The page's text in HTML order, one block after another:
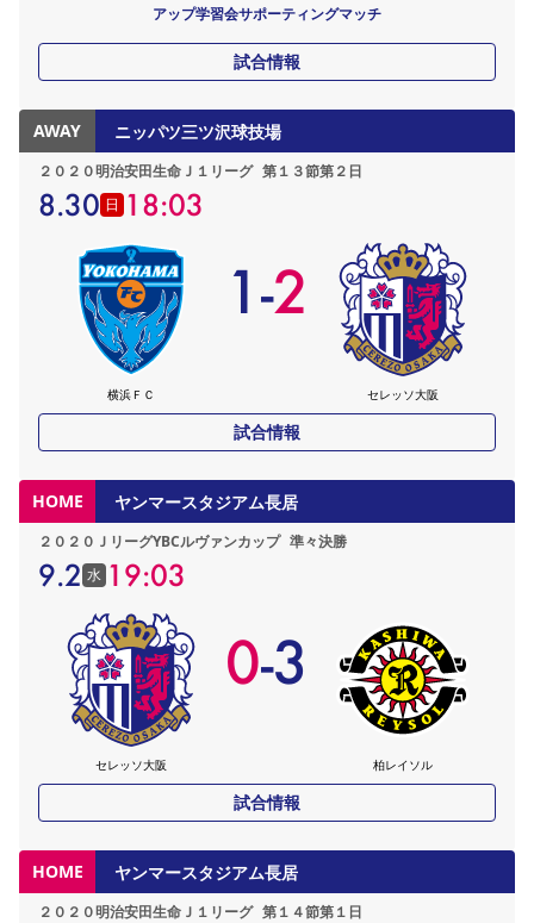
アップ学習会サポーティングマッチ
試合情報
AWAY ニッパツ三ツ沢球技場
２０２０明治安田生命Ｊ１リーグ 第１３節第２日
8.30 日 18:03
横浜ＦＣ
1-2
セレッソ大阪
試合情報
HOME ヤンマースタジアム長居
２０２０ＪリーグYBCルヴァンカップ 準々決勝
9.2 水 19:03
セレッソ大阪
0-3
柏レイソル
試合情報
HOME ヤンマースタジアム長居
２０２０明治安田生命Ｊ１リーグ 第１４節第１日